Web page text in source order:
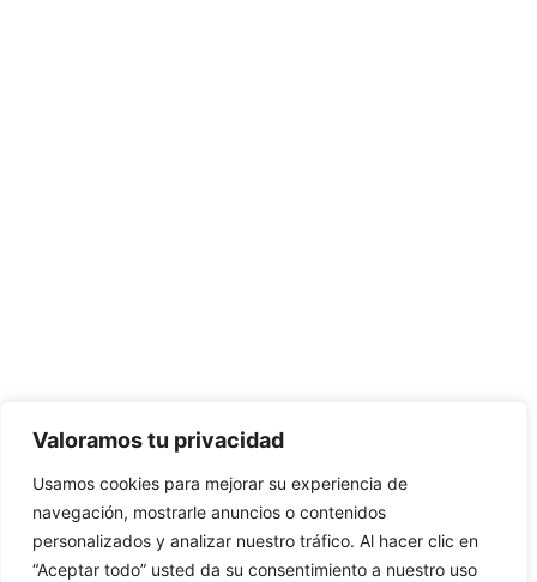
Valoramos tu privacidad
Usamos cookies para mejorar su experiencia de
navegación, mostrarle anuncios o contenidos
personalizados y analizar nuestro tráfico. Al hacer clic en
“Aceptar todo” usted da su consentimiento a nuestro uso